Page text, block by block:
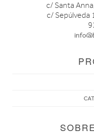
c/ Santa
c/ Sepúlveda